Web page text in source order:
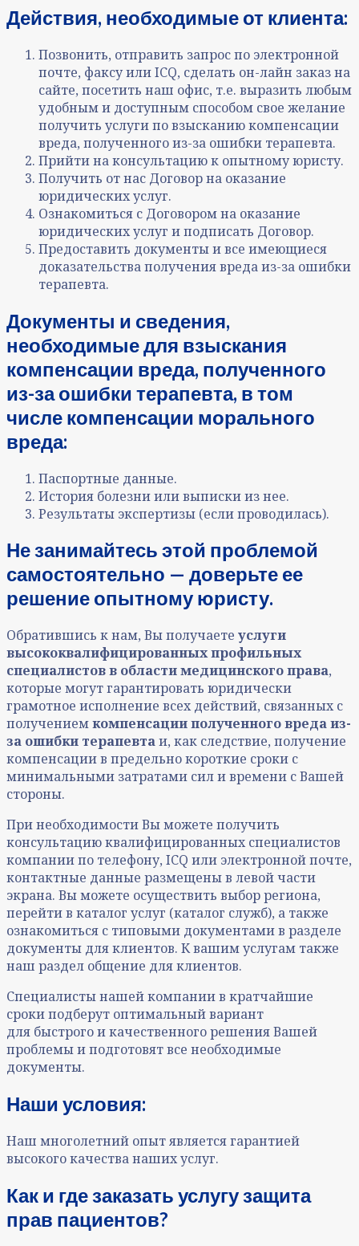
Действия, необходимые от клиента:
Позвонить, отправить запрос по электронной
почте, факсу или ICQ, сделать он-лайн заказ на
сайте, посетить наш офис, т.е. выразить любым
удобным и доступным способом свое желание
получить услуги по взысканию компенсации
вреда, полученного из-за ошибки терапевта.
Прийти на консультацию к опытному юристу.
Получить от нас Договор на оказание
юридических услуг.
Ознакомиться с Договором на оказание
юридических услуг и подписать Договор.
Предоставить документы и все имеющиеся
доказательства получения вреда из-за ошибки
терапевта.
Документы и сведения,
необходимые для взыскания
компенсации вреда, полученного
из-за ошибки терапевта, в том
числе компенсации морального
вреда:
Паспортные данные.
История болезни или выписки из нее.
Результаты экспертизы (если проводилась).
Не занимайтесь этой проблемой
самостоятельно — доверьте ее
решение опытному юристу.
Обратившись к нам, Вы получаете услуги
высококвалифицированных профильных
специалистов в области медицинского права,
которые могут гарантировать юридически
грамотное исполнение всех действий, связанных с
получениемкомпенсации полученного вреда из-
за ошибки терапевтаи, как следствие, получение
компенсации в предельно короткие сроки с
минимальными затратами сил и времени с Вашей
стороны.
При необходимости Вы можете получить
консультацию квалифицированных специалистов
компании по телефону, ICQ или электронной почте,
контактные данные размещены в левой части
экрана. Вы можете осуществить выбор региона,
перейти в каталог услуг (каталог служб), а также
ознакомиться с типовыми документами в разделе
документы для клиентов. К вашим услугам также
наш раздел общение для клиентов.
Специалисты нашей компании в кратчайшие
сроки подберут оптимальный вариант
для быстрого и качественного решения Вашей
проблемы и подготовят все необходимые
документы.
Наши условия:
Наш многолетний опыт является гарантией
высокого качества наших услуг.
Как и где заказать услугу защита
прав пациентов?